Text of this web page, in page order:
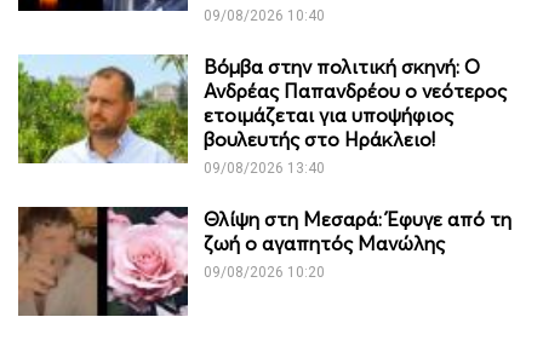
09/08/2026 10:40
Βόμβα στην πολιτική σκηνή: Ο
Ανδρέας Παπανδρέου ο νεότερος
ετοιμάζεται για υποψήφιος
βουλευτής στο Ηράκλειο!
09/08/2026 13:40
Θλίψη στη Μεσαρά: Έφυγε από τη
ζωή ο αγαπητός Μανώλης
09/08/2026 10:20